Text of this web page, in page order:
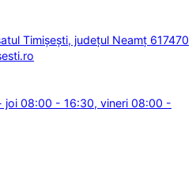
Timișești, județul Neamț 617470
joi 08:00 - 16:30, vineri 08:00 -